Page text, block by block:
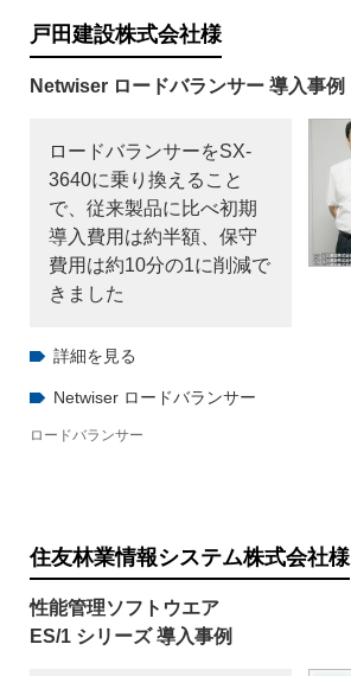
戸田建設株式会社様
Netwiser ロードバランサー 導入事例
ロードバランサーをSX-
3640に乗り換えること
で、従来製品に比べ初期
導入費用は約半額、保守
費用は約10分の1に削減で
きました
詳細を見る
Netwiser ロードバランサー
ロードバランサー
住友林業情報システム株式会社様
性能管理ソフトウエア
ES/1 シリーズ 導入事例